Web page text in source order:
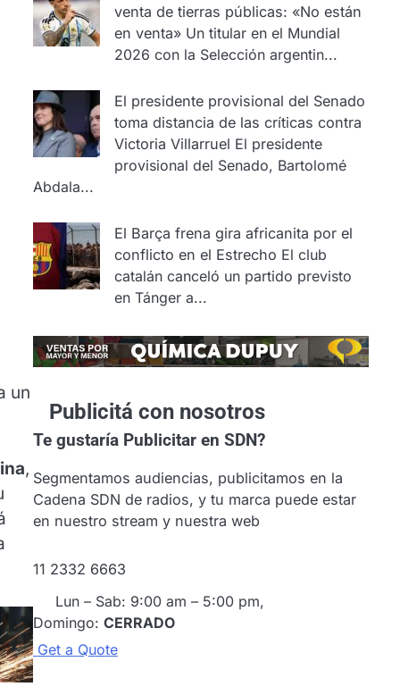
un
,
venta de tierras públicas: «No están
en venta» Un titular en el Mundial
2026 con la Selección argentin...
El presidente provisional del Senado
toma distancia de las críticas contra
Victoria Villarruel El presidente
provisional del Senado, Bartolomé
Abdala...
El Barça frena gira africanita por el
conflicto en el Estrecho El club
catalán canceló un partido previsto
en Tánger a...
Publicitá con nosotros
Te gustaríaPublicitar en SDN?
Segmentamos audiencias, publicitamos en la
Cadena SDN de radios, y tu marca puede estar
en nuestro stream y nuestra web
11 2332 6663
Lun – Sab: 9:00 am – 5:00 pm,
Domingo: CERRADO
Get a Quote